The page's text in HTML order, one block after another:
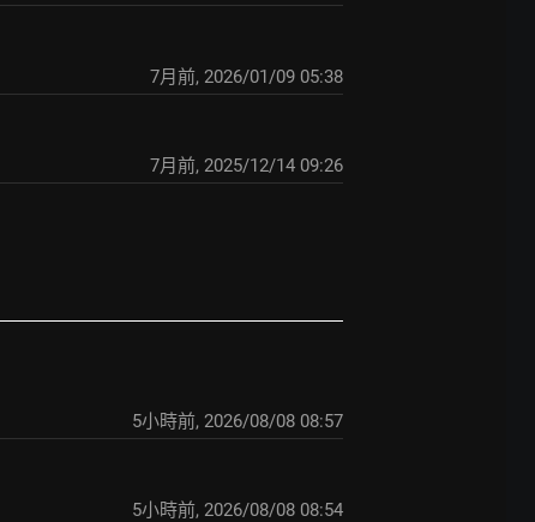
7月前, 2026/01/09 05:38
7月前, 2025/12/14 09:26
5小時前, 2026/08/08 08:57
5小時前, 2026/08/08 08:54